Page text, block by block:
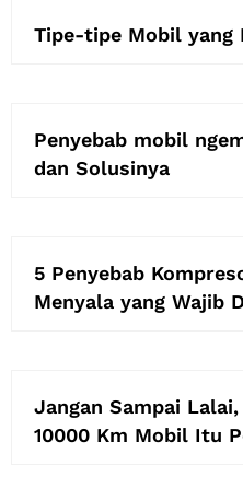
Tipe-tipe Mobil yang
Penyebab mobil
dan Solusinya
5 Penyebab
Menyala yang Wajib
Jangan Sampai
10000 Km Mobil Itu